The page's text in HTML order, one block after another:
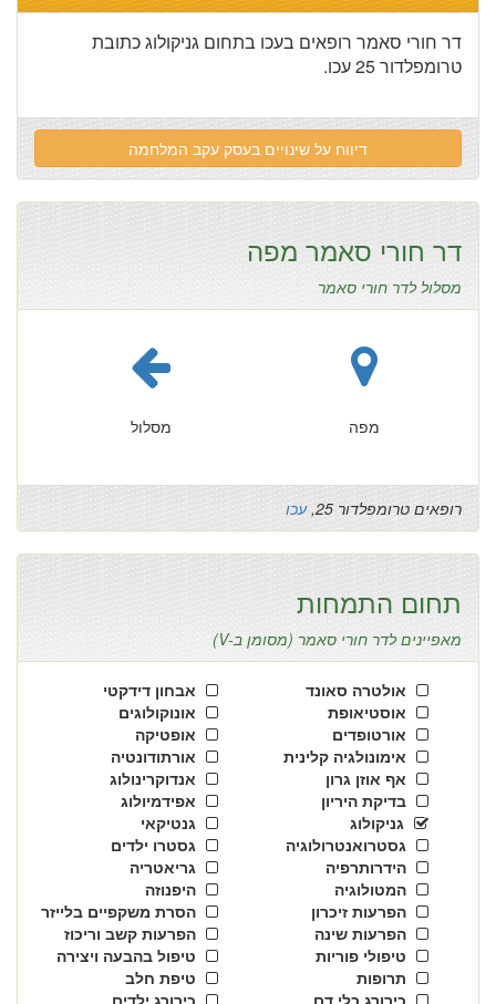
דר חורי סאמר רופאים בעכו בתחום גניקולוג כתובת
טרומפלדור 25 עכו.
דיווח על שינויים בעסק עקב המלחמה
דר חורי סאמר מפה
מסלול לדר חורי סאמר
מפה מסלול
רופאים טרומפלדור 25, עכו
תחום התמחות
מאפיינים לדר חורי סאמר (מסומן ב-V)
אבחון דידקטי
אולטרה סאונד
אונוקולוגים
אוסטיאופת
אופטיקה
אורטופדים
אורתודונטיה
אימונולגיה קלינית
אנדוקרינולוג
אף אוזן גרון
אפידמיולוג
בדיקת היריון
גנטיקאי
גניקולוג
גסטרו ילדים
גסטרואנטרולוגיה
גריאטריה
הידרותרפיה
היפנוזה
המטולוגיה
הסרת משקפיים בלייזר
הפרעות זיכרון
הפרעות קשב וריכוז
הפרעות שינה
טיפול בהבעה ויצירה
טיפולי פוריות
טיפת חלב
תרופות
כירורג ילדים
כירורג כלי דם